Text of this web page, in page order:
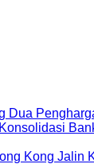
Dua
Kong Jalin